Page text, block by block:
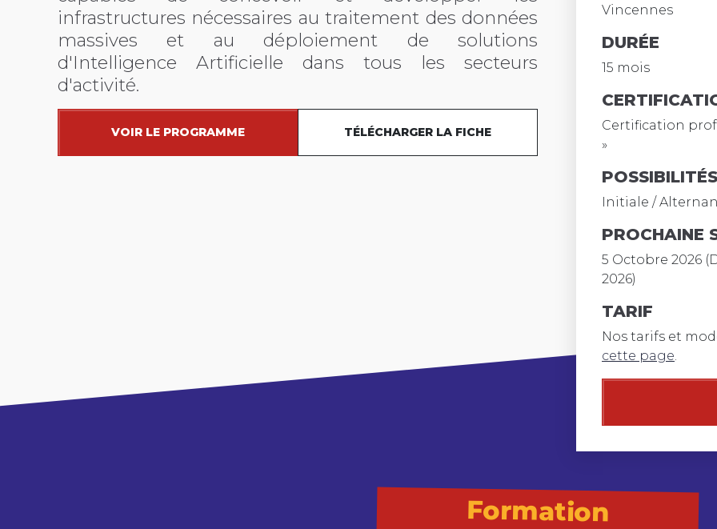
infrastructures nécessaires au traitement des données
massives et au déploiement de solutions
d'Intelligence Artificielle dans tous les secteurs
d'activité.
VOIR LE PROGRAMME TÉLÉCHARGER LA FICHE
Vincennes
DURÉE
15 mois
Certification
»
POSSIBILITÉS
Initiale /
PROCHAINE
5 Octobre 2026
2026)
TARIF
Nos tarifs et
cette page.
Formation